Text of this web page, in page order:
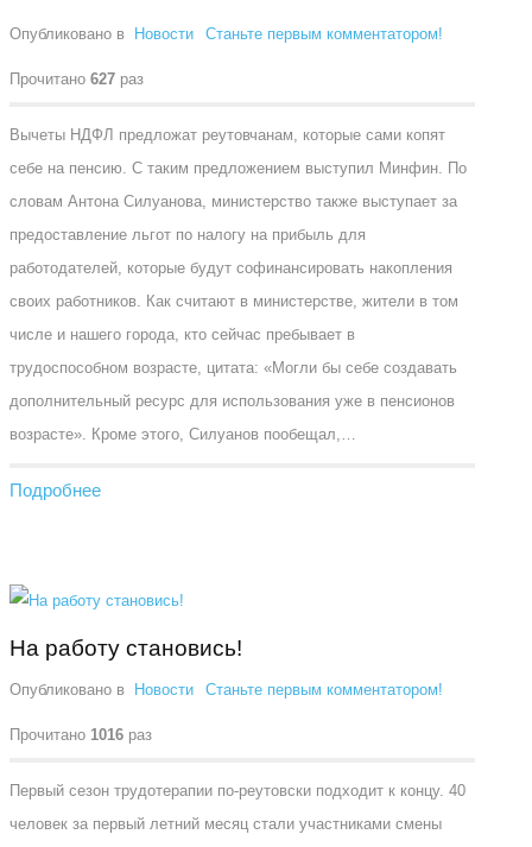
Опубликовано в Новости Станьте первым комментатором!
Прочитано 627 раз
Вычеты НДФЛ предложат реутовчанам, которые сами копят
себе на пенсию. С таким предложением выступил Минфин. По
словам Антона Силуанова, министерство также выступает за
предоставление льгот по налогу на прибыль для
работодателей, которые будут софинансировать накопления
своих работников. Как считают в министерстве, жители в том
числе и нашего города, кто сейчас пребывает в
трудоспособном возрасте, цитата: «Могли бы себе создавать
дополнительный ресурс для использования уже в пенсионов
возрасте». Кроме этого, Силуанов пообещал,…
Подробнее
На работу становись!
Опубликовано в Новости Станьте первым комментатором!
Прочитано 1016 раз
Первый сезон трудотерапии по-реутовски подходит к концу. 40
человек за первый летний месяц стали участниками смены